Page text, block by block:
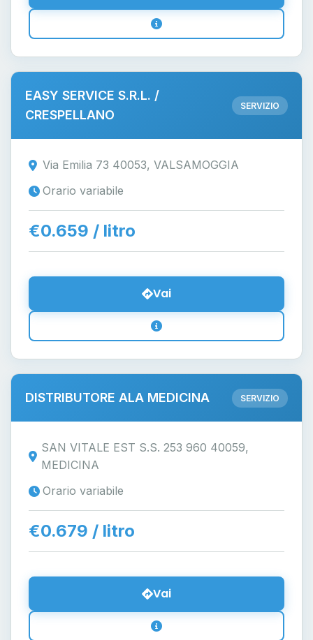
EASY SERVICE S.R.L. /
CRESPELLANO
SERVIZIO
Via Emilia 73 40053, VALSAMOGGIA
Orario variabile
€0.659 / litro
Vai
DISTRIBUTORE ALA MEDICINA SERVIZIO
SAN VITALE EST S.S. 253 960 40059,
MEDICINA
Orario variabile
€0.679 / litro
Vai